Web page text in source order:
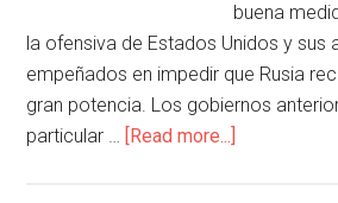
buena
la ofensiva de Estados Unidos y sus
empeñados en impedir que Rusia
gran potencia. Los gobiernos
particular … [Read more...]